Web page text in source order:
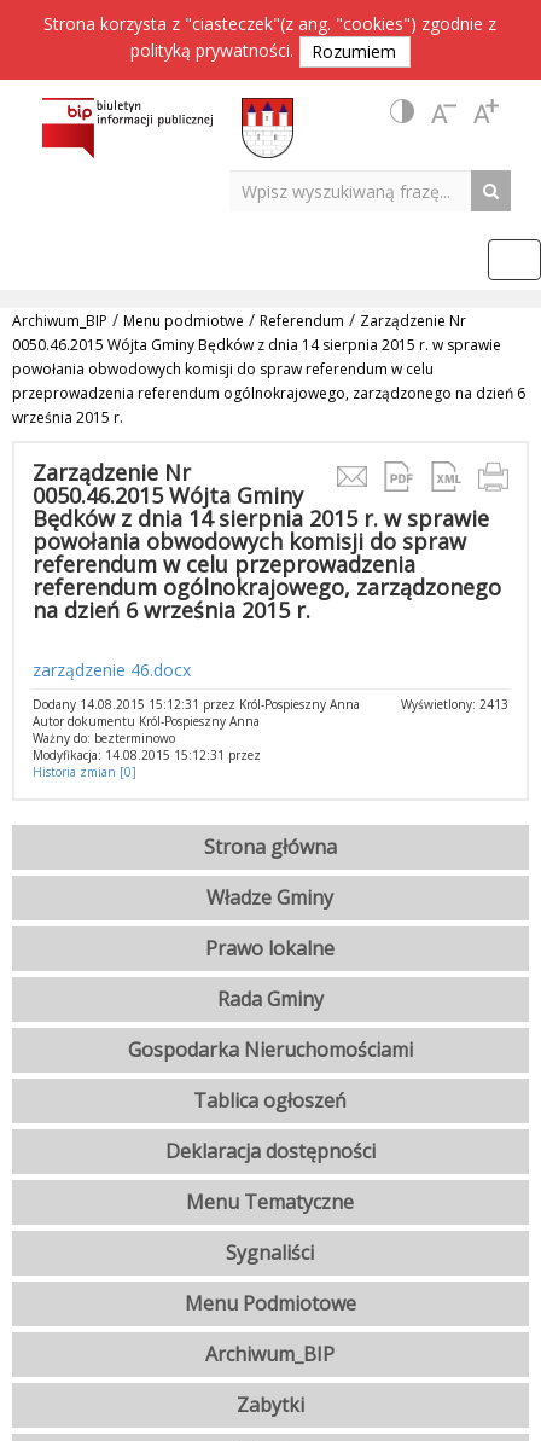
Strona korzysta z "ciasteczek"(z ang. "cookies") zgodnie z
polityką prywatności. Rozumiem
Archiwum_BIP / Menu podmiotwe / Referendum / Zarządzenie Nr
0050.46.2015 Wójta Gminy Będków z dnia 14 sierpnia 2015 r. w sprawie
powołania obwodowych komisji do spraw referendum w celu
przeprowadzenia referendum ogólnokrajowego, zarządzonego na dzień 6
września 2015 r.
Zarządzenie Nr
0050.46.2015 Wójta Gminy
Będków z dnia 14 sierpnia 2015 r. w sprawie
powołania obwodowych komisji do spraw
referendum w celu przeprowadzenia
referendum ogólnokrajowego, zarządzonego
na dzień 6 września 2015 r.
zarządzenie 46.docx
Wyświetlony: 2413
Dodany 14.08.2015 15:12:31 przez Król-Pospieszny Anna
Autor dokumentu Król-Pospieszny Anna
Ważny do: bezterminowo
Modyfikacja: 14.08.2015 15:12:31 przez
Historia zmian [0]
Strona główna
Władze Gminy
Prawo lokalne
Rada Gminy
Gospodarka Nieruchomościami
Tablica ogłoszeń
Deklaracja dostępności
Menu Tematyczne
Sygnaliści
Menu Podmiotowe
Archiwum_BIP
Zabytki